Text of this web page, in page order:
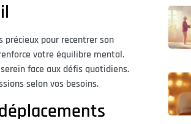
pour recentrer son
votre équilibre mental.
face aux défis quotidiens.
selon vos besoins.